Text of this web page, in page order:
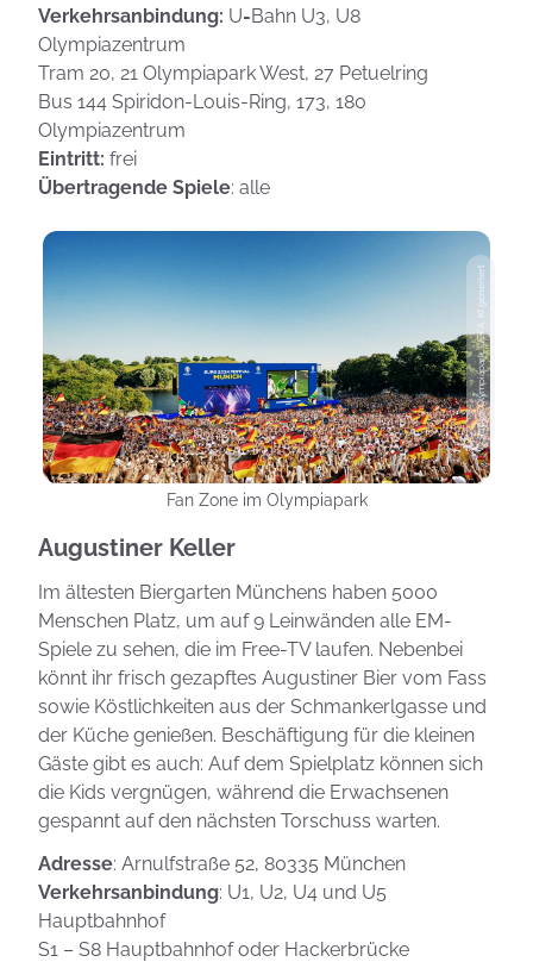
Verkehrsanbindung: U-Bahn U3, U8
Olympiazentrum
Tram 20, 21 Olympiapark West, 27 Petuelring
Bus 144 Spiridon-Louis-Ring, 173, 180
Olympiazentrum
Eintritt: frei
Übertragende Spiele: alle
Photo: Olympiapark, UEFA, KI generiert
Fan Zone im Olympiapark
Augustiner Keller
Im ältesten Biergarten Münchens haben 5000
Menschen Platz, um auf 9 Leinwänden alle EM-
Spiele zu sehen, die im Free-TV laufen. Nebenbei
könnt ihr frisch gezapftes Augustiner Bier vom Fass
sowie Köstlichkeiten aus der Schmankerlgasse und
der Küche genießen. Beschäftigung für die kleinen
Gäste gibt es auch: Auf dem Spielplatz können sich
die Kids vergnügen, während die Erwachsenen
gespannt auf den nächsten Torschuss warten.
Adresse: Arnulfstraße 52, 80335 München
Verkehrsanbindung: U1, U2, U4 und U5
Hauptbahnhof
S1 – S8 Hauptbahnhof oder Hackerbrücke